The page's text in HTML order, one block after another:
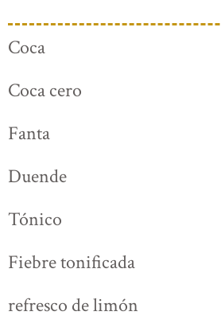
Coca
Coca cero
Fanta
Duende
Tónico
Fiebre tonificada
refresco de limón